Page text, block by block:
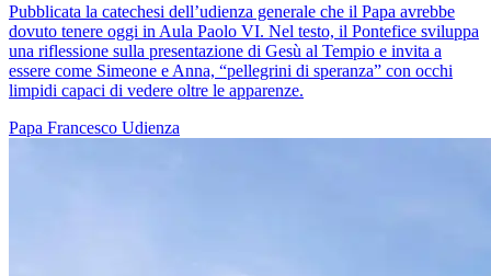
Pubblicata la catechesi dell’udienza generale che il Papa avrebbe
dovuto tenere oggi in Aula Paolo VI. Nel testo, il Pontefice sviluppa
una riflessione sulla presentazione di Gesù al Tempio e invita a
essere come Simeone e Anna, “pellegrini di speranza” con occhi
limpidi capaci di vedere oltre le apparenze.
Papa Francesco Udienza